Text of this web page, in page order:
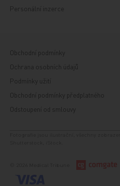
Personální inzerce
Obchodní podmínky
Ochrana osobních údajů
Podmínky užití
Obchodní podmínky předplatného
Odstoupení od smlouvy